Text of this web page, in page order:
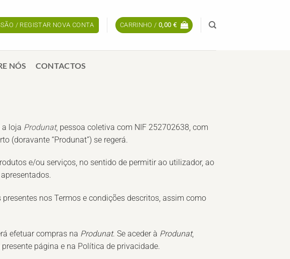
/ REGISTAR NOVA CONTA CARRINHO /0,00 €
NÓS CONTACTOS
a loja Produnat, pessoa coletiva com NIF 252702638 , com
(doravante “Produnat”) se regerá.
e/ou serviços, no sentido de permitir ao utilizador, ao
nos Termos e condições descritos, assim como
efetuar compras na Produnat. Se aceder à Produnat,
página e na Política de privacidade.